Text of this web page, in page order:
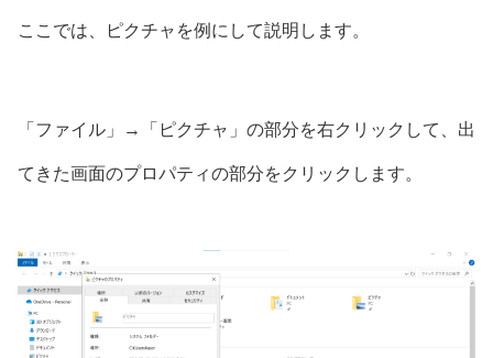
ここでは、ピクチャを例にして説明します。
「ファイル」→「ピクチャ」の部分を右クリックして、出
てきた画面のプロパティの部分をクリックします。